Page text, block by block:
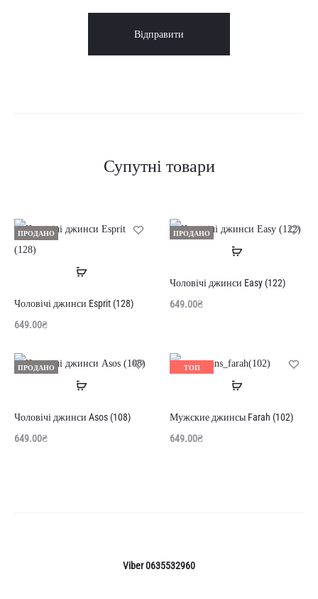
Супутні товари
ПРОДАНО
Читати
Чоловічі джинси Esprit (128)
649.00₴
ПРОДАНО
Читати
Чоловічі джинси Easy (122)
649.00₴
ПРОДАНО
Читати
Чоловічі джинси Asos (108)
649.00₴
ТОП
Читати
Мужские джинсы Farah (102)
649.00₴
Viber 0635532960